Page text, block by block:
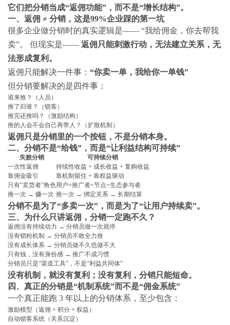
它们把分销当成“返佣功能”，而不是“增长结构”。
一、返佣 ≠ 分销，这是99%企业踩的第一坑
很多企业做分销时的真实逻辑是—— “我给佣金，你去帮我
卖”。 但现实是—— 返佣只能刺激行动，无法建立关系，无
法形成复利。
返佣只能解决一件事： “你卖一单，我给你一单钱”
但分销要解决的是四件事：
谁来推？（人员）
推了归谁？（锁客）
推完还推吗？（激励结构）
推的人会不会自己再带人？（扩散机制）
返佣只是分销里的一个按钮，不是分销本身。
二、分销不是“给钱”，而是“让利益结构可持续”
失败分销
可持续分销
一次性返佣
持续性收益 + 成长收益 + 复购收益
靠佣金吸引
靠机制留住 + 靠权益驱动
只有“卖货者”角色用户=推广者=节点=生态参与者
推一次 → 赚一次 推一次 → 绑定关系 → 长期结算
分销不是为了“多卖一次”，而是为了“让用户持续卖”。
三、为什么只讲返佣，分销一定跑不久？
返佣没有持续动力 → 分销员做一次就停
没有锁粉机制 → 分销员不敢全力推
没有成长体系 → 分销员做不久也做不大
只有钱，没有身份感 → 推广不成习惯
分销员只是“渠道工具”，不是“利益共同体”
没有机制，就没有复利；没有复利，分销只能短命。
四、真正的分销是“机制系统”而不是“佣金系统”
一个真正能跑 3 年以上的分销体系，至少包含：
激励模型（返佣 + 积分 + 权益）
自动锁客系统（关系沉淀）